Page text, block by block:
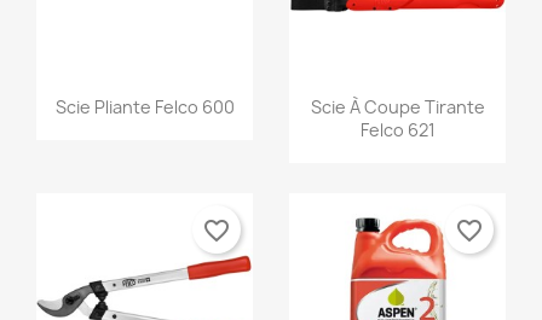
 Aperçu rapide
Scie Pliante Felco 600 Aperçu rapide
Scie À Coupe Tirante
Felco 621
favorite_border favorite_border